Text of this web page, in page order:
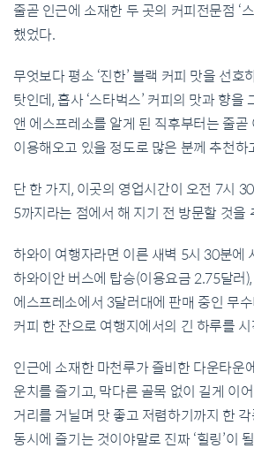
줄곧 인근에 소재한 두 곳의 커피전문점 ‘
했었다.
무엇보다 평소 ‘진한’블랙 커피 맛을 선호
탓인데 ,흡사‘스타벅스’ 커피의 맛과 향을
앤 에스프레소를 알게 된 직후부터는줄곧
이용해오고 있을 정도로 많은 분께 추천하
단 한 가지 , 이곳의 영업시간이 오전 7시 30
5까지라는 점에서 해 지기 전 방문할 것을
하와이 여행자라면 이른 새벽 5시 30분에
하와이안 버스에 탑승(이용요금2.75달러),
에스프레소에서 3달러대에 판매 중인 무수
커피 한 잔으로 여행지에서의 긴 하루를
인근에 소재한 마천루가즐비한 다운타운
운치를 즐기고, 막다른 골목 없이 길게 이
거리를 거닐며 맛좋고 저렴하기까지 한
동시에 즐기는 것이야말로 진짜‘힐링’이 될